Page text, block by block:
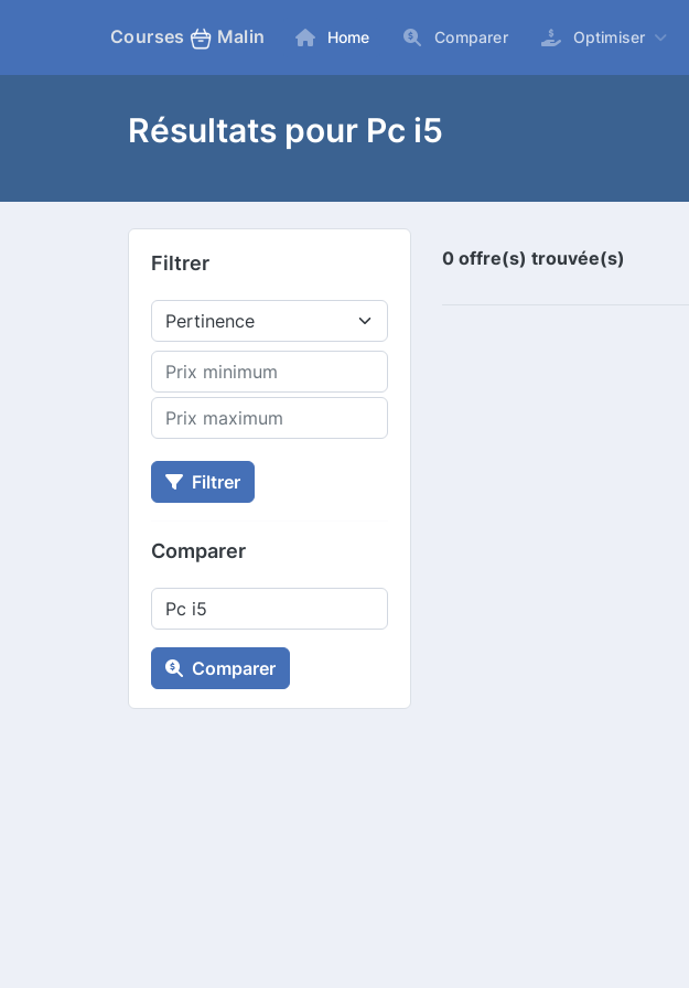
Courses Malin Home Comparer Optimiser
Résultats pour Pc i5
Filtrer
Filtrer
Comparer
Comparer
0 offre(s) trouvée(s)